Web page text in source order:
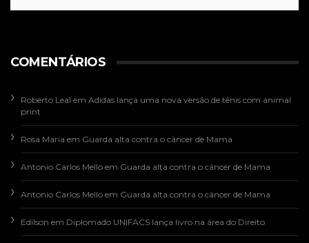
COMENTÁRIOS
Roberto Leal em Adidas lança uma nova versão de tênis com animal
print
Rosa Maria em Guarda alta contra o câncer de Mama
Antonio Carlos Mello em Guarda alta contra o câncer de Mama
Antonio Carlos Mello em Guarda alta contra o câncer de Mama
Edilson em Diplomado UNIFACS lança livro na área do Direito